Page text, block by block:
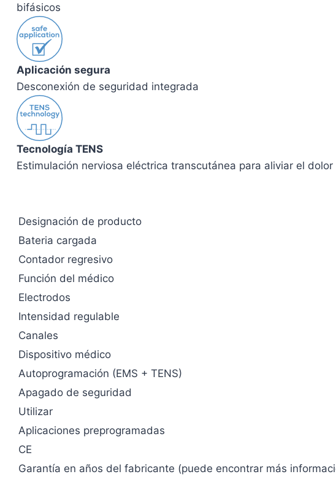
bifásicos
Aplicación segura
Desconexión de seguridad integrada
Tecnología TENS
Estimulación nerviosa eléctrica transcutánea para aliviar el
Designación de producto
Bateria cargada
Contador regresivo
Función del médico
Electrodos
Intensidad regulable
Canales
Dispositivo médico
Autoprogramación (EMS + TENS)
Apagado de seguridad
Utilizar
Aplicaciones preprogramadas
CE
Garantía en años del fabricante (puede encontrar más